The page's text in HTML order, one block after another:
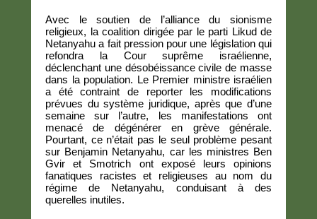
Avec le soutien de l’alliance du sionisme
religieux, la coalition dirigée par le parti Likud de
Netanyahu a fait pression pour une législation qui
refondra la Cour suprême israélienne,
déclenchant une désobéissance civile de masse
dans la population. Le Premier ministre israélien
a été contraint de reporter les modifications
prévues du système juridique, après que d’une
semaine sur l’autre, les manifestations ont
menacé de dégénérer en grève générale.
Pourtant, ce n’était pas le seul problème pesant
sur Benjamin Netanyahu, car les ministres Ben
Gvir et Smotrich ont exposé leurs opinions
fanatiques racistes et religieuses au nom du
régime de Netanyahu, conduisant à des
querelles inutiles.